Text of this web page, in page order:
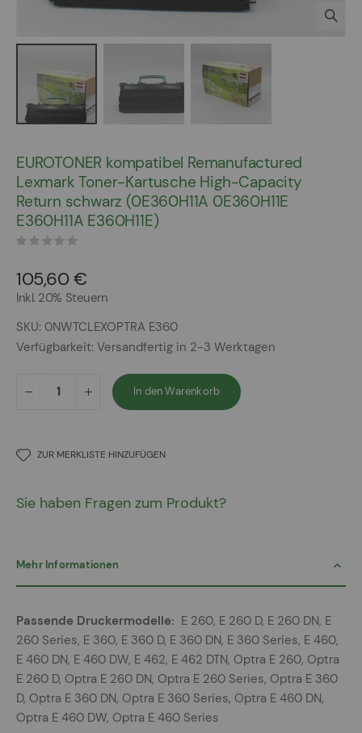
der
Bildergalerie
springen
EUROTONER kompatibel Remanufactured
Lexmark Toner-Kartusche High-Capacity
Return schwarz (0E360H11A 0E360H11E
E360H11A E360H11E)
105,60 €
Inkl. 20% Steuern
SKU 0NWTCLEXOPTRA E360
Verfügbarkeit: Versandfertig in 2-3 Werktagen
In den Warenkorb
ZUR MERKLISTE HINZUFÜGEN
Sie haben Fragen zum Produkt?
Mehr Informationen
Mehr
Informationen
E 260, E 260 D, E 260 DN, E
260 Series, E 360, E 360 D, E 360 DN, E 360 Series, E 460,
E 460 DN, E 460 DW, E 462, E 462 DTN, Optra E 260, Optra
E 260 D, Optra E 260 DN, Optra E 260 Series, Optra E 360
D, Optra E 360 DN, Optra E 360 Series, Optra E 460 DN,
Optra E 460 DW, Optra E 460 Series